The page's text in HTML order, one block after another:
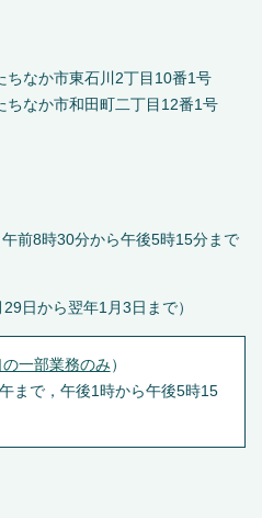
なか市東石川2丁目10番1号
なか市和田町二丁目12番1号
前8時30分から午後5時15分まで
日から翌年1月3日まで）
一部業務のみ ）
まで，午後1時から午後5時15